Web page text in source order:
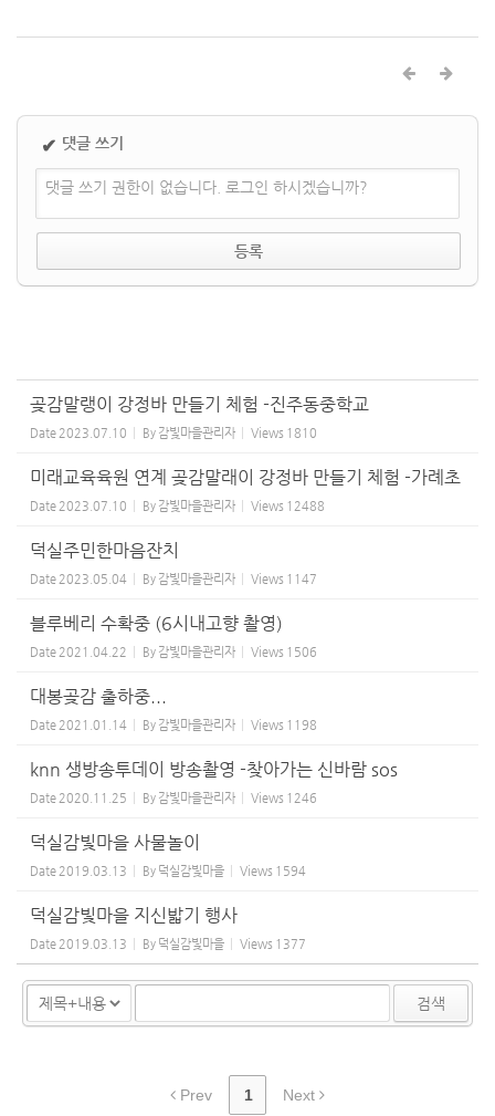
✔ 댓글 쓰기
댓글 쓰기 권한이 없습니다. 로그인 하시겠습니까?
곶감말랭이 강정바 만들기 체험 -진주동중학교
Date 2023.07.10 By 감빛마을관리자 Views 1810
미래교육육원 연계 곶감말래이 강정바 만들기 체험 -가례초
Date 2023.07.10 By 감빛마을관리자 Views 12488
덕실주민한마음잔치
Date 2023.05.04 By 감빛마을관리자 Views 1147
블루베리 수확중 (6시내고향 촬영)
Date 2021.04.22 By 감빛마을관리자 Views 1506
대봉곶감 출하중...
Date 2021.01.14 By 감빛마을관리자 Views 1198
knn 생방송투데이 방송촬영 -찾아가는 신바람 sos
Date 2020.11.25 By 감빛마을관리자 Views 1246
덕실감빛마을 사물놀이
Date 2019.03.13 By 덕실감빛마을 Views 1594
덕실감빛마을 지신밟기 행사
Date 2019.03.13 By 덕실감빛마을 Views 1377
검색
Prev 1 Next